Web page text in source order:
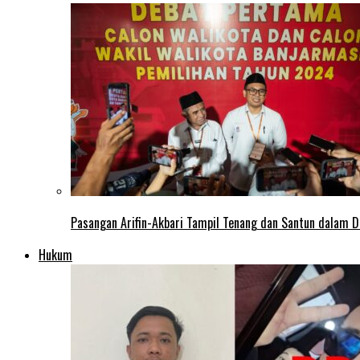
Pasangan Arifin-Akbari Tampil Tenang dan Santun dalam
Hukum